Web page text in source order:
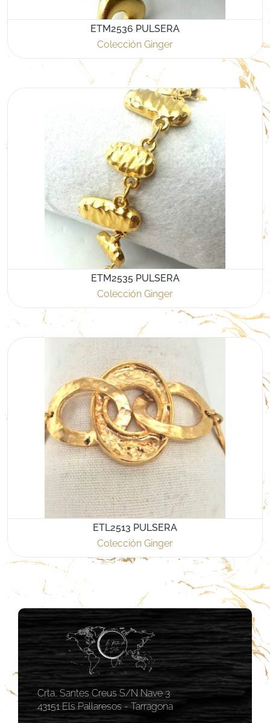
ETM2536 PULSERA
Colección Ginger
ETM2535 PULSERA
Colección Ginger
ETL2513 PULSERA
Colección Ginger
Crta, Santes Creus S/N Nave 3
43151 Els Pallaresos - Tarragona